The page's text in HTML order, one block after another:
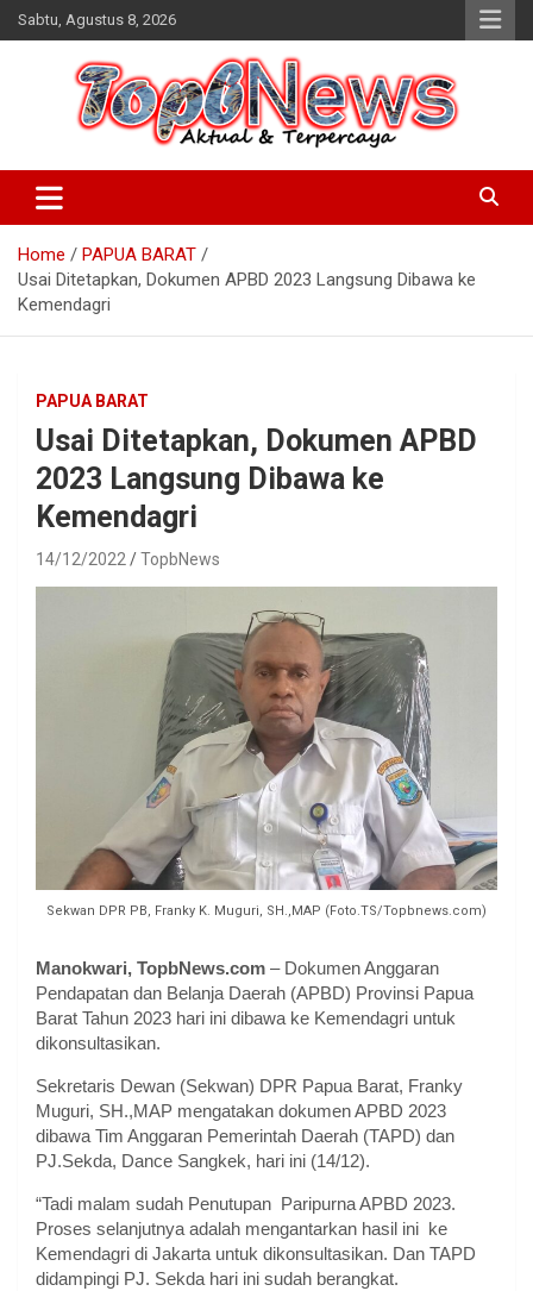
Skip
to
Sabtu, Agustus 8, 2026
Home
PAPUA BARAT
Usai Ditetapkan, Dokumen APBD 2023 Langsung Dibawa ke
Kemendagri
PAPUA BARAT
Usai Ditetapkan, Dokumen APBD
2023 Langsung Dibawa ke
Kemendagri
14/12/2022 TopbNews
Sekwan DPR PB, Franky K. Muguri, SH.,MAP (Foto.TS/Topbnews.com)
Manokwari, TopbNews.com – Dokumen Anggaran
Pendapatan dan Belanja Daerah (APBD) Provinsi Papua
Barat Tahun 2023 hari ini dibawa ke Kemendagri untuk
dikonsultasikan.
Sekretaris Dewan (Sekwan) DPR Papua Barat, Franky
Muguri, SH.,MAP mengatakan dokumen APBD 2023
dibawa Tim Anggaran Pemerintah Daerah (TAPD) dan
PJ.Sekda, Dance Sangkek, hari ini (14/12).
“Tadi malam sudah Penutupan Paripurna APBD 2023.
Proses selanjutnya adalah mengantarkan hasil ini ke
Kemendagri di Jakarta untuk dikonsultasikan. Dan TAPD
didampingi PJ. Sekda hari ini sudah berangkat.